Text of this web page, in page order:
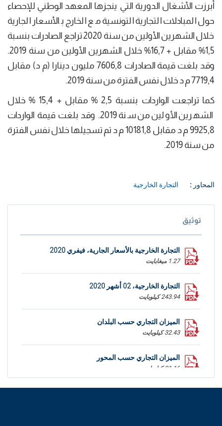
أبرزت الأشغال الدورية التي ينجزها المعهد الوطني للإحصاء
حول المبادلات التجارية التونسية مع الخارج بالأسعار الجارية
خلال الشهرين الأولين من سنة 2020 تراجع الصادرات بنسبة
1,5% مقابل + 16,7% خلال الشهرين الأولين من سنة 2019.
وقد بلغت قيمة الصادرات 7606,8 مليون دينارا (م د) مقابل
7719,4 م د خلال نفس الفترة من سنة 2019.
كما تراجعت الواردات بنسبة 2,5 % مقابل + 15,4 % خلال
الشهرين الأولين من سنة 2019. وقد بلغت قيمة الواردات
9925,8 م د مقابل 10181,8 م د تم تسجيلها خلال نفس الفترة
من سنة 2019.
المحاور : التجارة الخارجية
توثيق
التجارة الخارجية بالأسعار الجارية، فيفري 2020
1.27 ميغابايت
التجارة الخارجية، 02 أشهر 2020
243.94 كيلوبايت
الميزان التجاري حسب البلدان
32.43 كيلوبايت
الميزان التجاري حسب المحور
21.16 كيلوبايت